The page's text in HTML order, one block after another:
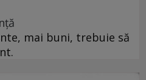
mai buni, trebuie să